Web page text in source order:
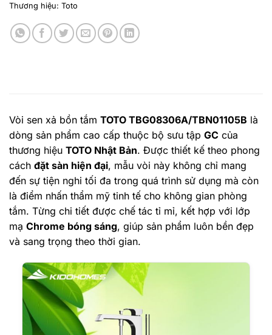
Thương hiệu: Toto
Vòi sen xả bồn tắm TOTO TBG08306A/TBN01105B là
dòng sản phẩm cao cấp thuộc bộ sưu tập GC của
thương hiệu TOTO Nhật Bản. Được thiết kế theo phong
cách đặt sàn hiện đại, mẫu vòi này không chỉ mang
đến sự tiện nghi tối đa trong quá trình sử dụng mà còn
là điểm nhấn thẩm mỹ tinh tế cho không gian phòng
tắm. Từng chi tiết được chế tác tỉ mỉ, kết hợp với lớp
mạ Chrome bóng sáng, giúp sản phẩm luôn bền đẹp
và sang trọng theo thời gian.